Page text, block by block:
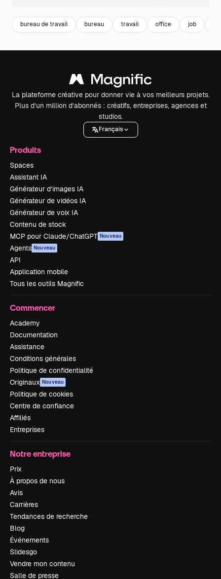
bureau de travail bureau travail office job
La plateforme créative pour donner vie à vos meilleurs projets.
Plus d’un million d’abonnés : créatifs, entreprises, agences et
studios.
Français
Produits
Spaces
Assistant IA
Générateur d’images IA
Générateur de vidéos IA
Générateur de voix IA
Contenu de stock
MCP pour Claude/ChatGPT Nouveau
Agents Nouveau
API
Application mobile
Tous les outils Magnific
Commencer
Academy
Documentation
Assistance
Conditions générales
Politique de confidentialité
Originaux Nouveau
Politique de cookies
Centre de confiance
Affiliés
Entreprises
Notre entreprise
Prix
À propos de nous
Avis
Carrières
Tendances de recherche
Blog
Événements
Slidesgo
Vendre mon contenu
Salle de presse